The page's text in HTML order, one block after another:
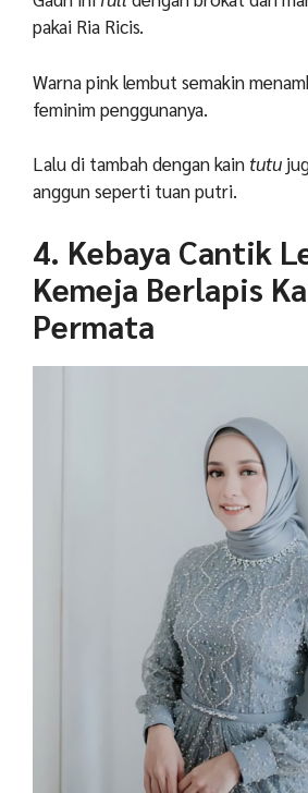
pakai Ria Ricis.
Warna pink lembut semakin
feminim penggunanya.
Lalu di tambah dengan kaintutu
anggun seperti tuan putri.
4. Kebaya Cantik
Kemeja Berlapis
Permata